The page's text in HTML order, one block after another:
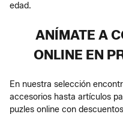
edad.
ANÍMATE A
ONLINE EN
En nuestra selección
accesorios hasta artículos
puzles online con